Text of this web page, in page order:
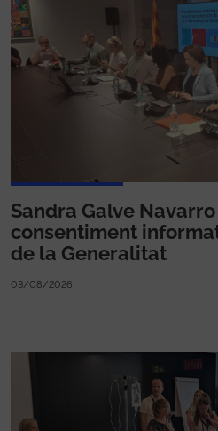
Sandra Galve
consentiment
de la Generalitat
03/08/2026